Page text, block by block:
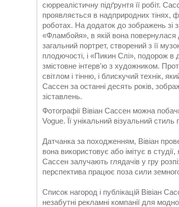
сюрреалістичну підґрунтя її робіт.
проявляється в надприродних тінях,
роботах. На додаток до зображень зі
«Фламбойя», в якій вона повернулася
загальний портрет, створений з її
плодючості, і «Пикин Слі», подорож в
змістовне інтерв'ю з художником.
світлом і тінню, і блискучий технік,
Сассен за останні десять років,
зіставлень.
Фотографії Вівіан Сассен можна
Vogue. Її унікальний візуальний
Датчанка за походженням, Вівіан
вона використовує або імітує в
Сассен залучають глядачів у гру
перспектива працює поза сили
Список нагород і публікацій Вівіан
незабутні рекламні компанії для